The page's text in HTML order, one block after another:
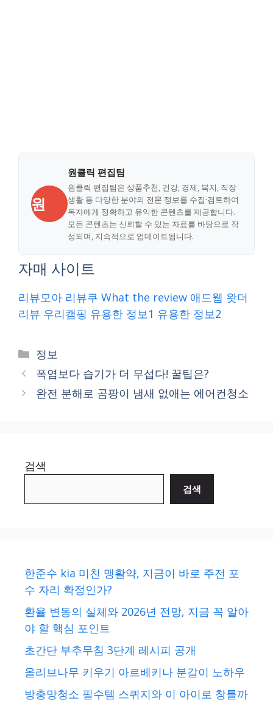
원
원클릭 편집팀
원클릭 편집팀은 상품추천, 건강, 경제, 복지, 직장
생활 등 다양한 분야의 전문 정보를 수집·검토하여
독자에게 정확하고 유익한 콘텐츠를 제공합니다.
모든 콘텐츠는 신뢰할 수 있는 자료를 바탕으로 작
성되며, 지속적으로 업데이트됩니다.
자매 사이트
리뷰모아 리뷰쿠 What the review 애드웹 왓더
리뷰 우리캠핑 유용한 정보1 유용한 정보2
Categories
정보
폭염보다 습기가 더 무섭다! 꿀팁은?
완전 분해로 곰팡이 냄새 없애는 에어컨청소
검색
검색
한준수 kia 미친 맹활약, 지금이 바로 주전 포
수 자리 확정인가?
환율 변동의 실체와 2026년 전망, 지금 꼭 알아
야 할 핵심 포인트
초간단 부추무침 3단계 레시피 공개
올리브나무 키우기 아르베키나 분갈이 노하우
방충망청소 필수템 스퀴지와 이 아이로 창틀까